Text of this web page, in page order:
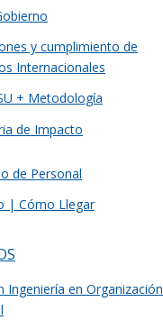
y cumplimiento de
Internacionales
+ Metodología
de Impacto
de Personal
| Cómo Llegar
Ingeniería en Organización